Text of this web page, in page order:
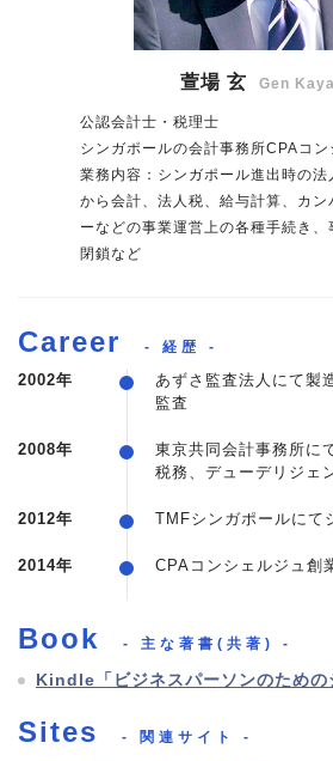
Career - 経歴 -
2002年
あずさ監査法人にて製
監査
2008年
東京共同会計事務所に
税務、デューデリジェ
2012年 TMFシンガポールにて
2014年 CPAコンシェルジュ創
Book - 主な著書(共著) -
Kindle「ビジネスパーソンのための
Sites - 関連サイト -
萱場 玄 Gen
公認会計士・税理士
シンガポールの会計事務所CPAコ
業務内容：シンガポール進出時の法
から会計、法人税、給与計算、カン
ーなどの事業運営上の各種手続き、
閉鎖など